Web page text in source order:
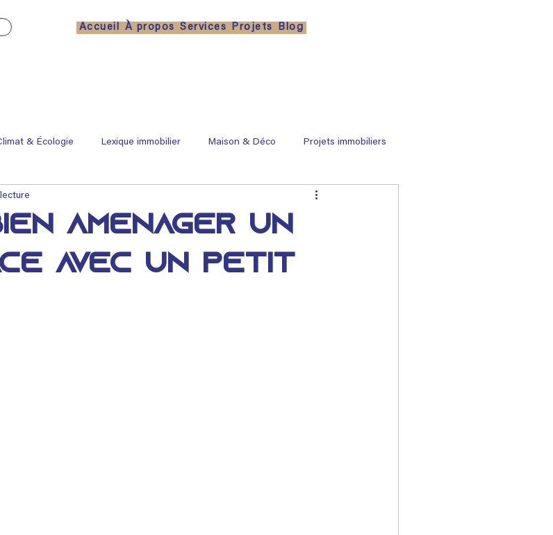
Accueil À propos Services Projets Blog
& Écologie Lexique immobilier Maison & Déco Projets immobiliers
aménager un
avec un petit